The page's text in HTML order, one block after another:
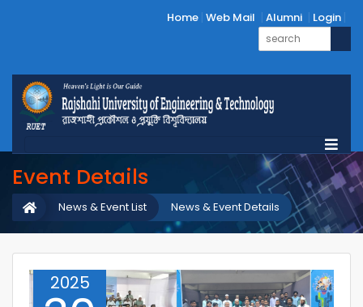
Home Web Mail Alumni Login
Event Details
News & Event Details
News & Event List
2025